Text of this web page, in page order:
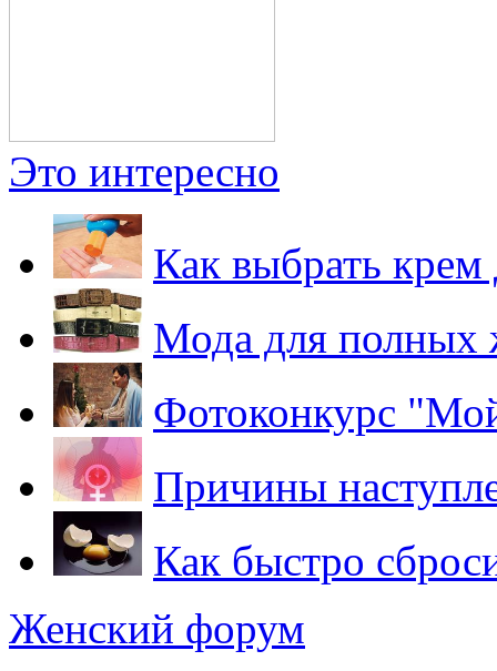
Это интересно
Как выбрать крем
Мода для
Фотоконкурс
Причины
Как быстро
Женский форум